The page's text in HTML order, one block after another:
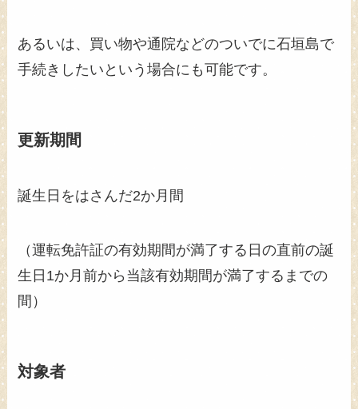
あるいは、買い物や通院などのついでに石垣島で
手続きしたいという場合にも可能です。
更新期間
誕生日をはさんだ2か月間
（運転免許証の有効期間が満了する日の直前の誕
生日1か月前から当該有効期間が満了するまでの
間）
対象者